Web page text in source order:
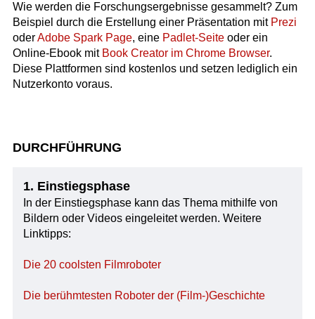
Wie werden die Forschungsergebnisse gesammelt? Zum
Beispiel durch die Erstellung einer Präsentation mit Prezi
oderAdobe Spark Page, eine Padlet-Seiteoder ein
Online-Ebook mit Book Creator im Chrome Browser.
Diese Plattformen sind kostenlos und setzen lediglich ein
Nutzerkonto voraus.
DURCHFÜHRUNG
1. Einstiegsphase
In der Einstiegsphase kann das Thema mithilfe von
Bildern oder Videos eingeleitet werden. Weitere
Linktipps:
Die 20 coolsten Filmroboter
Die berühmtesten Roboter der (Film-)Geschichte